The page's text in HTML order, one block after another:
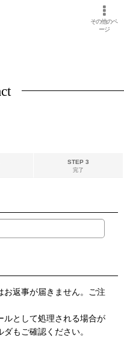
その他のペ
ージ
STEP 3
完了
お返事が届きません。ご注
ルとして処理される場合が
もご確認ください。